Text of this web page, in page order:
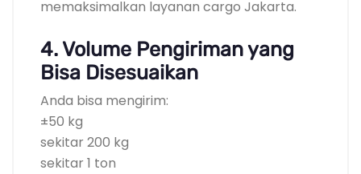
memaksimalkan layanan cargo Jakarta.
4. Volume Pengiriman yang
Bisa Disesuaikan
Anda bisa mengirim:
±50 kg
sekitar 200 kg
sekitar 1 ton